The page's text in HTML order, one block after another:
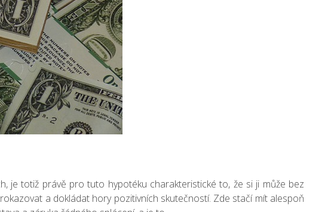
je totiž právě pro tuto hypotéku charakteristické to, že si ji může bez
a dokládat hory pozitivních skutečností. Zde stačí mít alespoň